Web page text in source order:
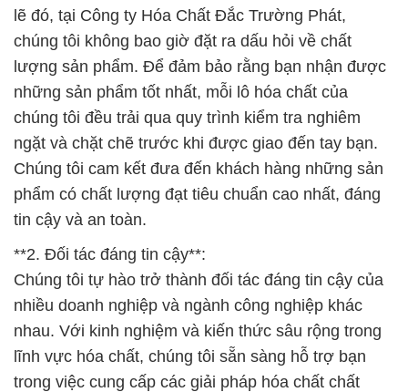
lẽ đó, tại Công ty Hóa Chất Đắc Trường Phát,
chúng tôi không bao giờ đặt ra dấu hỏi về chất
lượng sản phẩm. Để đảm bảo rằng bạn nhận được
những sản phẩm tốt nhất, mỗi lô hóa chất của
chúng tôi đều trải qua quy trình kiểm tra nghiêm
ngặt và chặt chẽ trước khi được giao đến tay bạn.
Chúng tôi cam kết đưa đến khách hàng những sản
phẩm có chất lượng đạt tiêu chuẩn cao nhất, đáng
tin cậy và an toàn.
**2. Đối tác đáng tin cậy**:
Chúng tôi tự hào trở thành đối tác đáng tin cậy của
nhiều doanh nghiệp và ngành công nghiệp khác
nhau. Với kinh nghiệm và kiến thức sâu rộng trong
lĩnh vực hóa chất, chúng tôi sẵn sàng hỗ trợ bạn
trong việc cung cấp các giải pháp hóa chất chất